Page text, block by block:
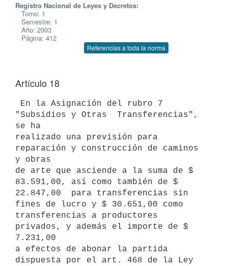
Registro Nacional de Leyes y Decretos:
Tomo: 1
Semestre: 1
Año: 2003
Página: 412
Referencias a toda la norma
Artículo 18
"Subsidios y Otras  Transferencias",
se ha
realizado una previsión para
reparación y construcción de caminos
y obras
de arte que asciende a la suma de $
83.591,00, así como también de $
22.847,00  para transferencias sin
fines de lucro y $ 30.651,00 como
transferencias a productores
privados, y además el importe de $
7.231,00
a efectos de abonar la partida
dispuesta por el art. 468 de la Ley